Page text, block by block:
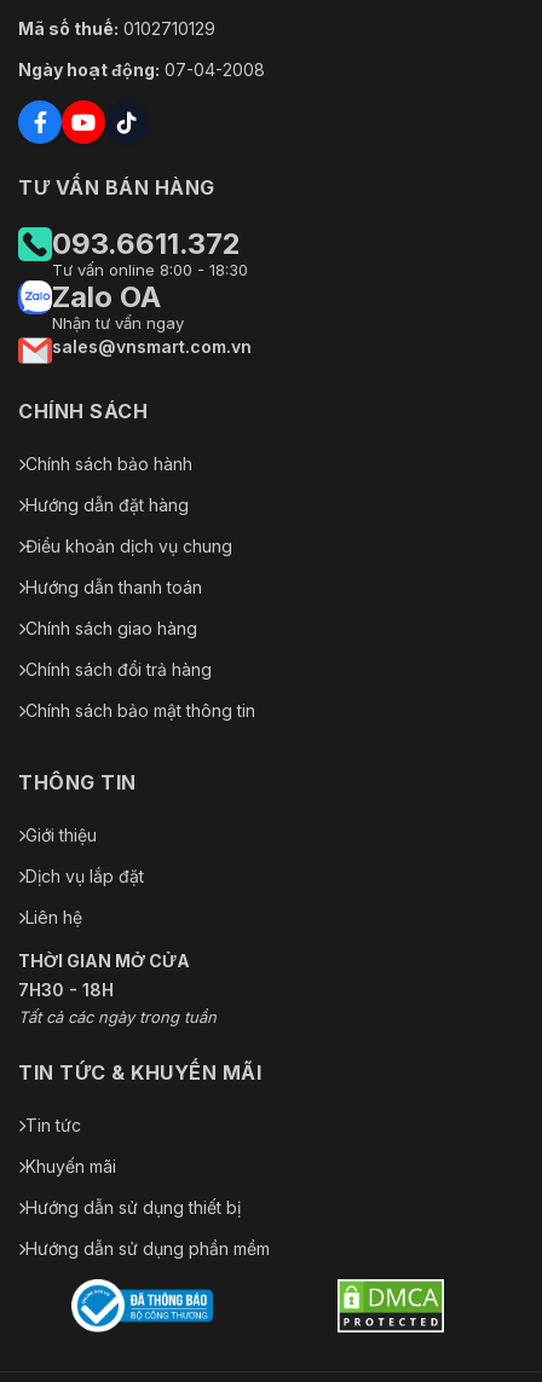
Mã số thuế: 0102710129
Ngày hoạt động: 07-04-2008
TƯ VẤN BÁN HÀNG
093.6611.372
Tư vấn online 8:00 - 18:30
Zalo OA
Nhận tư vấn ngay
sales@vnsmart.com.vn
CHÍNH SÁCH
Chính sách bảo hành
Hướng dẫn đặt hàng
Điều khoản dịch vụ chung
Hướng dẫn thanh toán
Chính sách giao hàng
Chính sách đổi trả hàng
Chính sách bảo mật thông tin
THÔNG TIN
Giới thiệu
Dịch vụ lắp đặt
Liên hệ
THỜI GIAN MỞ CỬA
7H30 - 18H
Tất cả các ngày trong tuần
TIN TỨC & KHUYẾN MÃI
Tin tức
Khuyến mãi
Hướng dẫn sử dụng thiết bị
Hướng dẫn sử dụng phần mềm